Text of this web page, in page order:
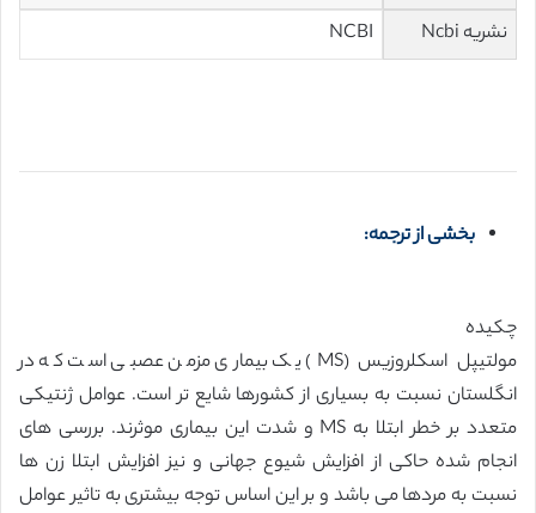
نشریه Ncbi NCBI
بخشی از ترجمه:
چکیده
مولتیپل اسکلروزیس (MS) یک بیماری مزمن عصبی است که در
انگلستان نسبت به بسیاری از کشورها شایع تر است. عوامل ژنتیکی
متعدد بر خطر ابتلا به MS و شدت این بیماری موثرند. بررسی های
انجام شده حاکی از افزایش شیوع جهانی و نیز افزایش ابتلا زن ها
نسبت به مردها می باشد و بر این اساس توجه بیشتری به تاثیر عوامل